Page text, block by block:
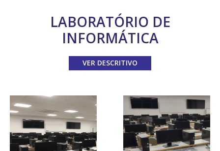
LABORATÓRIO DE
INFORMÁTICA
VER DESCRITIVO